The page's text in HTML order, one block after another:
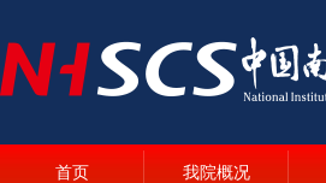
首页 我院概况